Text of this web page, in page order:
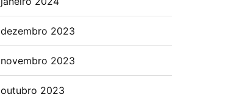
dezembro 2023
novembro 2023
outubro 2023